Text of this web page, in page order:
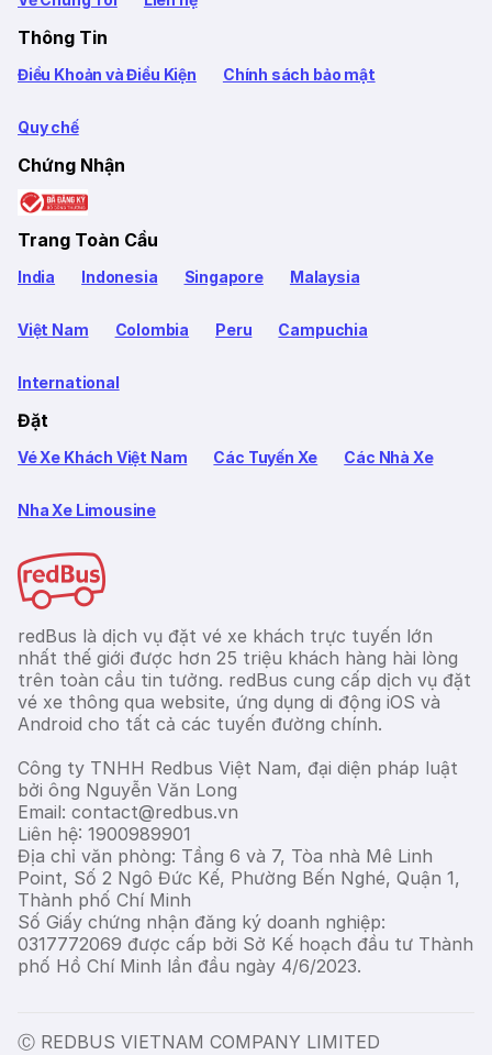
Thông Tin
Điều Khoản và Điều Kiện Chính sách bảo mật
Quy chế
Chứng Nhận
Trang Toàn Cầu
India Indonesia Singapore Malaysia
Việt Nam Colombia Peru Campuchia
International
Đặt
Vé Xe Khách Việt Nam Các Tuyến Xe Các Nhà Xe
Nha Xe Limousine
redBus là dịch vụ đặt vé xe khách trực tuyến lớn
nhất thế giới được hơn 25 triệu khách hàng hài lòng
trên toàn cầu tin tưởng. redBus cung cấp dịch vụ đặt
vé xe thông qua website, ứng dụng di động iOS và
Android cho tất cả các tuyến đường chính.
Công ty TNHH Redbus Việt Nam, đại diện pháp luật
bởi ông Nguyễn Văn Long
Email: contact@redbus.vn
Liên hệ: 1900989901
Địa chỉ văn phòng: Tầng 6 và 7, Tòa nhà Mê Linh
Point, Số 2 Ngô Đức Kế, Phường Bến Nghé, Quận 1,
Thành phố Chí Minh
Số Giấy chứng nhận đăng ký doanh nghiệp:
0317772069 được cấp bởi Sở Kế hoạch đầu tư Thành
phố Hồ Chí Minh lần đầu ngày 4/6/2023.
Ⓒ REDBUS VIETNAM COMPANY LIMITED